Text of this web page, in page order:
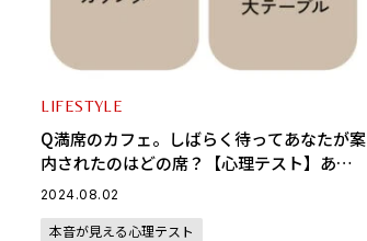
LIFESTYLE
Q満席のカフェ。しばらく待ってあなたが案
内されたのはどの席？【心理テスト】あな
たの恋をはばんでいるものは？
2024.08.02
本音が見える心理テスト